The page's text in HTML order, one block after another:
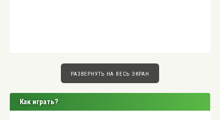
РАЗВЕРНУТЬ НА ВЕСЬ ЭКРАН
Как играть?